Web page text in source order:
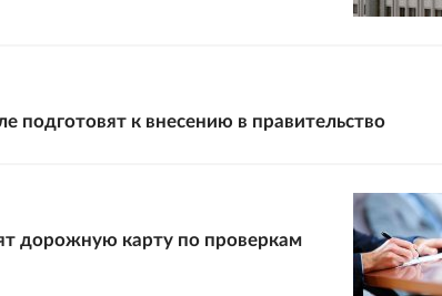
подготовят к внесению в правительство
дорожную карту по проверкам